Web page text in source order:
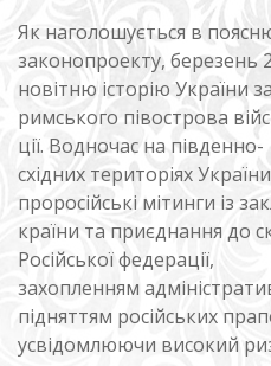
Як наголошується в
законопроекту, березень
новітню історію України
римського півострова
ції. Водночас на південно-
східних територіях
проросійські мітинги із
країни та приєднання до
Російської федерації,
захопленням
підняттям російських
усвідомлюючи високий